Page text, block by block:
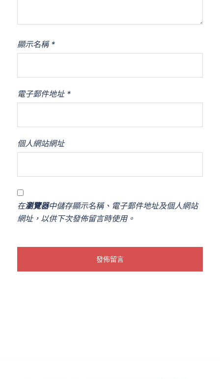
顯示名稱 *
電子郵件地址 *
個人網站網址
在瀏覽器中儲存顯示名稱、電子郵件地址及個人網站
網址，以供下次發佈留言時使用。